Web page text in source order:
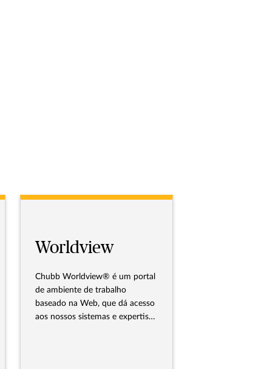
Worldview
Chubb Worldview® é um portal
de ambiente de trabalho
baseado na Web, que dá acesso
aos nossos sistemas e expertise